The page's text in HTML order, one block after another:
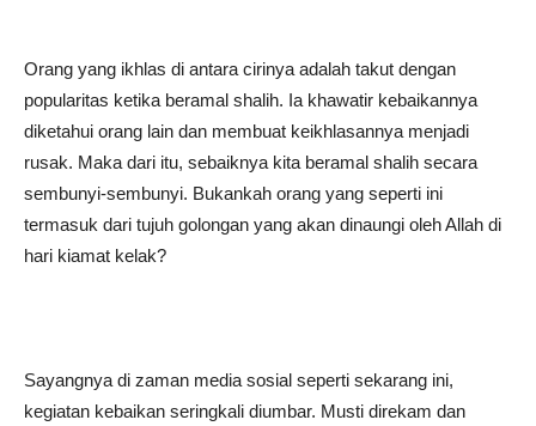
Orang yang ikhlas di antara cirinya adalah takut dengan
popularitas ketika beramal shalih. Ia khawatir kebaikannya
diketahui orang lain dan membuat keikhlasannya menjadi
rusak. Maka dari itu, sebaiknya kita beramal shalih secara
sembunyi-sembunyi. Bukankah orang yang seperti ini
termasuk dari tujuh golongan yang akan dinaungi oleh Allah di
hari kiamat kelak?
Sayangnya di zaman media sosial seperti sekarang ini,
kegiatan kebaikan seringkali diumbar. Musti direkam dan